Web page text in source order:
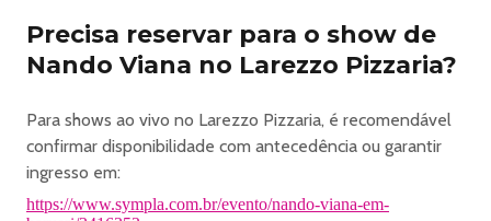
Precisa reservar para o show de
Nando Viana no Larezzo Pizzaria?
Para shows ao vivo no Larezzo Pizzaria, é recomendável
confirmar disponibilidade com antecedência ou garantir
ingresso em:
https://www.sympla.com.br/evento/nando-viana-em-